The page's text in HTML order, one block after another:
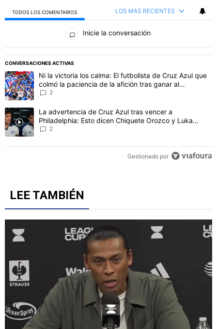
TODOS LOS COMENTARIOS LOS MÁS RECIENTES
Todos los comentarios
Inicie la conversación
CONVERSACIONES ACTIVAS
Este listado muestra los artículos con más comentarios en los
Un artículo de tendencia con el título "Ni la victoria los calma: El
Ni la victoria los calma: El futbolista de Cruz Azul que
colmó la paciencia de la afición tras ganar al
Un artículo de tendencia con el título "La advertencia de Cruz
La advertencia de Cruz Azul tras vencer a
LEE TAMBIÉN